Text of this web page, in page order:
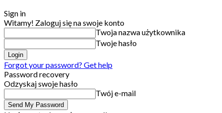
Sign in
Witamy! Zaloguj się na swoje konto
Twoja nazwa użytkownika
Twoje hasło
Forgot your password? Get help
Password recovery
Odzyskaj swoje hasło
Twój e-mail